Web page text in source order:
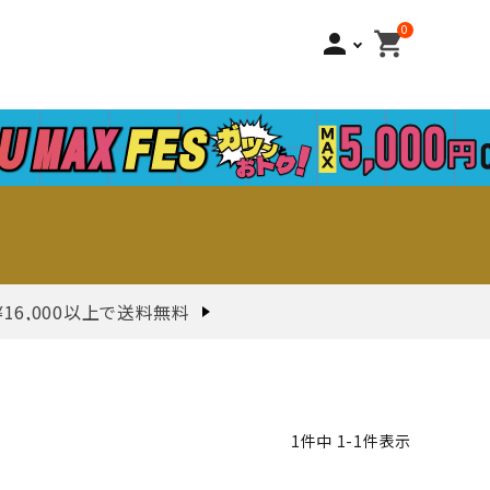
person 0
shopping_cart
以上で送料無料
1件中 1-1件表示